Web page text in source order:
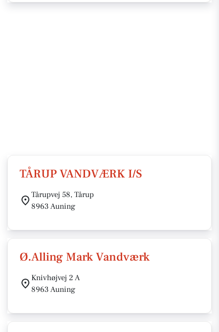
TÅRUP VANDVÆRK I/S
Tårupvej 58, Tårup
8963 Auning
Ø.Alling Mark Vandværk
Knivhøjvej 2 A
8963 Auning